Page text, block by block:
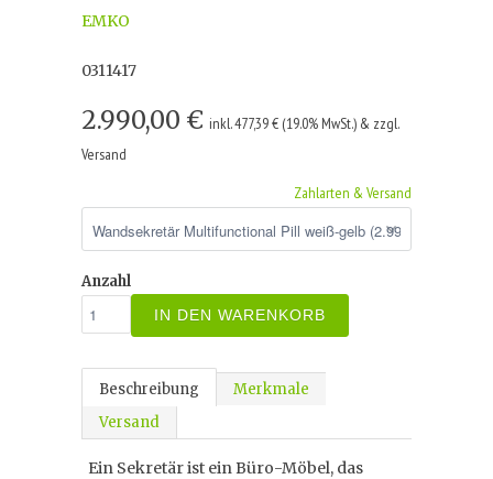
EMKO
0311417
2.990,00 € inkl. 477,39 € (19.0% MwSt.) & zzgl.
Versand
Zahlarten & Versand
Anzahl
IN DEN WARENKORB
Beschreibung
Merkmale
Versand
Ein Sekretär ist ein Büro-Möbel, das